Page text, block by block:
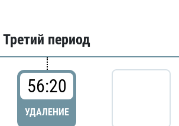
Третий период
56:20
УДАЛЕНИЕ